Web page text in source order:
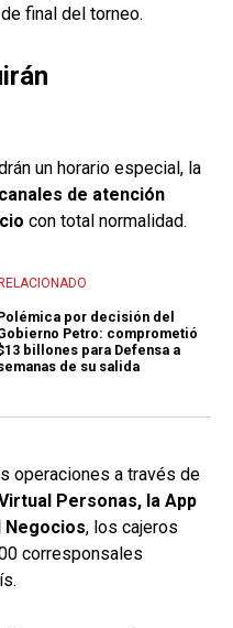
final del torneo.
un horario especial, la
de atención
con total normalidad.
por decisión del
Petro: comprometió
billones para Defensa a
de su salida
operaciones a través de
Personas, la App
Negocios, los cajeros
corresponsales